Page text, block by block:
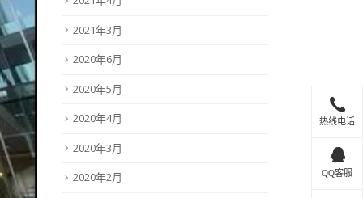
热线电话
QQ客服
2021年3月
2020年6月
2020年5月
2020年4月
2020年3月
2020年2月